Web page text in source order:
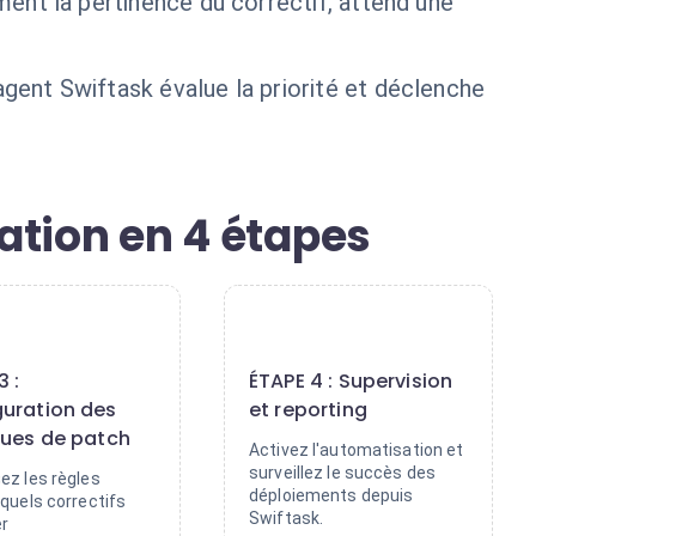
Swiftask évalue la priorité et déclenche
en 4 étapes
:
des
de patch
les règles
correctifs
ÉTAPE 4 : Supervision
et reporting
Activez l'automatisation et
surveillez le succès des
déploiements depuis
Swiftask.